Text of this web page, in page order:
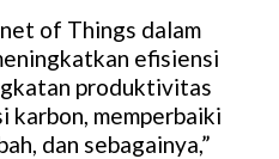
of Things dalam
efisiensi
produktivitas
karbon, memperbaiki
dan sebagainya,”